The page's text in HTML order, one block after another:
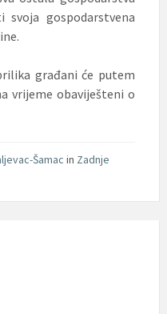
gospodarstvena
građani će putem
vrijeme obaviješteni o
Šamac in Zadnje